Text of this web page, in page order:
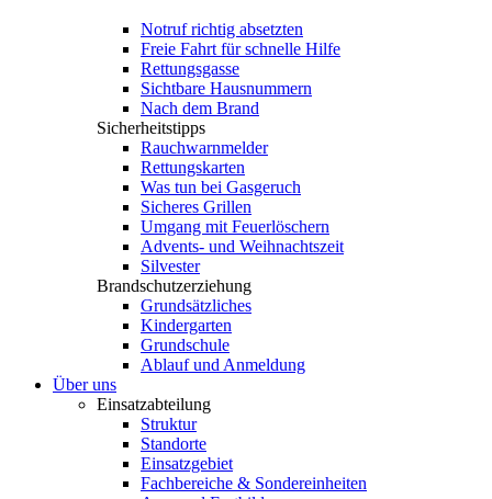
Notruf richtig absetzten
Freie Fahrt für schnelle Hilfe
Rettungsgasse
Sichtbare Hausnummern
Nach dem Brand
Sicherheitstipps
Rauchwarnmelder
Rettungskarten
Was tun bei Gasgeruch
Sicheres Grillen
Umgang mit Feuerlöschern
Advents- und Weihnachtszeit
Silvester
Brandschutzerziehung
Grundsätzliches
Kindergarten
Grundschule
Ablauf und Anmeldung
Über uns
Einsatzabteilung
Struktur
Standorte
Einsatzgebiet
Fachbereiche & Sondereinheiten